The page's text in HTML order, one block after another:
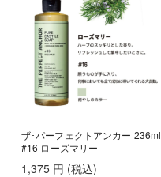
ザ･パーフェクトアンカー 236ml
#16 ローズマリー
1,375 円 (税込)